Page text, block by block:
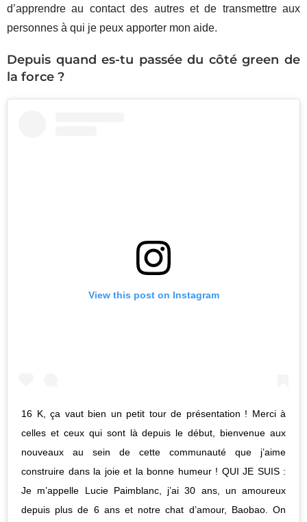
d’apprendre au contact des autres et de transmettre aux
personnes à qui je peux apporter mon aide.
Depuis quand es-tu passée du côté green de
la force ?
View this post on Instagram
16 K, ça vaut bien un petit tour de présentation ! Merci à
celles et ceux qui sont là depuis le début, bienvenue aux
nouveaux au sein de cette communauté que j’aime
construire dans la joie et la bonne humeur ! QUI JE SUIS :
Je m’appelle Lucie Paimblanc, j’ai 30 ans, un amoureux
depuis plus de 6 ans et notre chat d’amour, Baobao. On